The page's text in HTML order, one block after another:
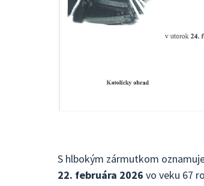
S hlbokým zármutkom
22. februára 2026 vo veku 67